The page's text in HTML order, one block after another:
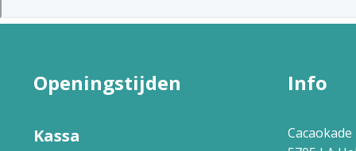
Openingstijden
Kassa
Info
Cacaokade